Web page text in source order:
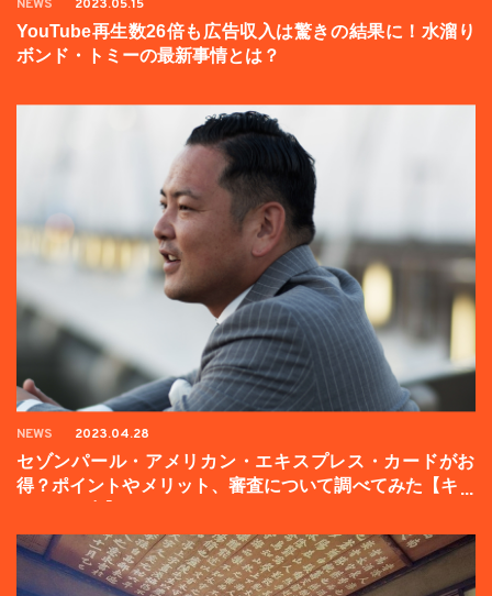
NEWS 2023.05.15
YouTube再生数26倍も広告収入は驚きの結果に！水溜り
ボンド・トミーの最新事情とは？
NEWS 2023.04.28
セゾンパール・アメリカン・エキスプレス・カードがお
得？ポイントやメリット、審査について調べてみた【キャ